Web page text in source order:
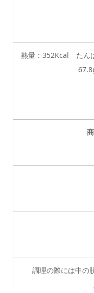
熱量：352Kcal たん
調理の際には中の